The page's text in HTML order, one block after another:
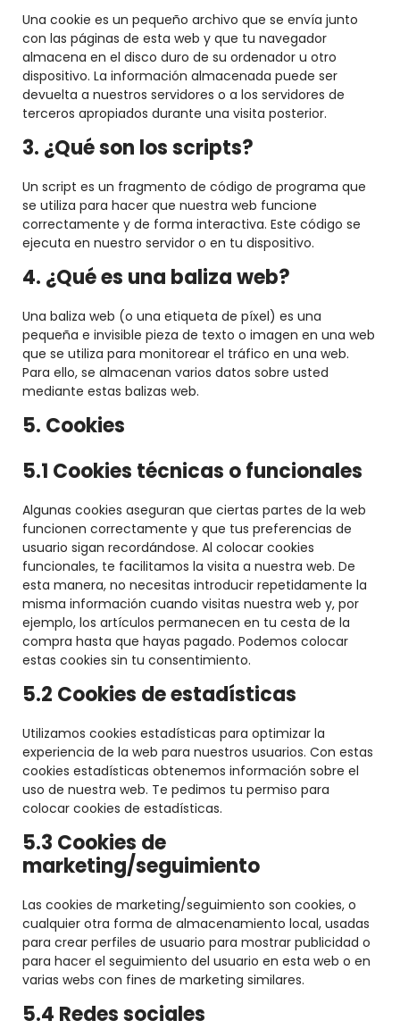
Una cookie es un pequeño archivo que se envía junto
con las páginas de esta web y que tu navegador
almacena en el disco duro de su ordenador u otro
dispositivo. La información almacenada puede ser
devuelta a nuestros servidores o a los servidores de
terceros apropiados durante una visita posterior.
3. ¿Qué son los scripts?
Un script es un fragmento de código de programa que
se utiliza para hacer que nuestra web funcione
correctamente y de forma interactiva. Este código se
ejecuta en nuestro servidor o en tu dispositivo.
4. ¿Qué es una baliza web?
Una baliza web (o una etiqueta de píxel) es una
pequeña e invisible pieza de texto o imagen en una web
que se utiliza para monitorear el tráfico en una web.
Para ello, se almacenan varios datos sobre usted
mediante estas balizas web.
5. Cookies
5.1 Cookies técnicas o funcionales
Algunas cookies aseguran que ciertas partes de la web
funcionen correctamente y que tus preferencias de
usuario sigan recordándose. Al colocar cookies
funcionales, te facilitamos la visita a nuestra web. De
esta manera, no necesitas introducir repetidamente la
misma información cuando visitas nuestra web y, por
ejemplo, los artículos permanecen en tu cesta de la
compra hasta que hayas pagado. Podemos colocar
estas cookies sin tu consentimiento.
5.2 Cookies de estadísticas
Utilizamos cookies estadísticas para optimizar la
experiencia de la web para nuestros usuarios. Con estas
cookies estadísticas obtenemos información sobre el
uso de nuestra web. Te pedimos tu permiso para
colocar cookies de estadísticas.
5.3 Cookies de
marketing/seguimiento
Las cookies de marketing/seguimiento son cookies, o
cualquier otra forma de almacenamiento local, usadas
para crear perfiles de usuario para mostrar publicidad o
para hacer el seguimiento del usuario en esta web o en
varias webs con fines de marketing similares.
5.4 Redes sociales